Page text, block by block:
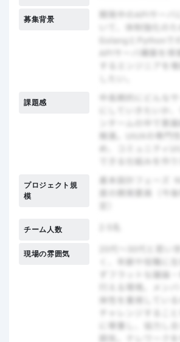
募集背景
課題感
プロジェクト規
模
チーム人数
現場の雰囲気